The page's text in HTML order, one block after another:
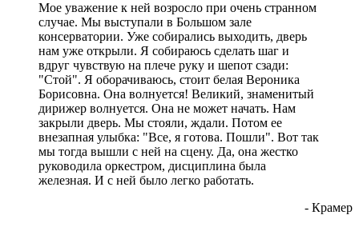
Мое уважение к ней возросло при очень странном
случае. Мы выступали в Большом зале
консерватории. Уже собирались выходить, дверь
нам уже открыли. Я собираюсь сделать шаг и
вдруг чувствую на плече руку и шепот сзади:
"Стой". Я оборачиваюсь, стоит белая Вероника
Борисовна. Она волнуется! Великий, знаменитый
дирижер волнуется. Она не может начать. Нам
закрыли дверь. Мы стояли, ждали. Потом ее
внезапная улыбка: "Все, я готова. Пошли". Вот так
мы тогда вышли с ней на сцену. Да, она жестко
руководила оркестром, дисциплина была
железная. И с ней было легко работать.
- Крамер